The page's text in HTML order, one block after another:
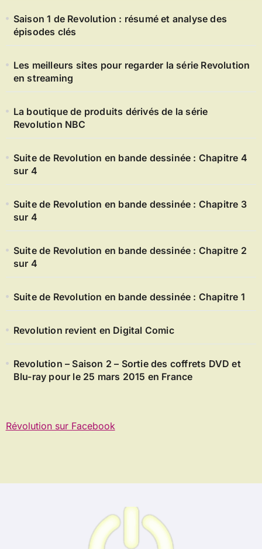
Saison 1 de Revolution : résumé et analyse des
épisodes clés
Les meilleurs sites pour regarder la série Revolution
en streaming
La boutique de produits dérivés de la série
Revolution NBC
Suite de Revolution en bande dessinée : Chapitre 4
sur 4
Suite de Revolution en bande dessinée : Chapitre 3
sur 4
Suite de Revolution en bande dessinée : Chapitre 2
sur 4
Suite de Revolution en bande dessinée : Chapitre 1
Revolution revient en Digital Comic
Revolution – Saison 2 – Sortie des coffrets DVD et
Blu-ray pour le 25 mars 2015 en France
Révolution sur Facebook